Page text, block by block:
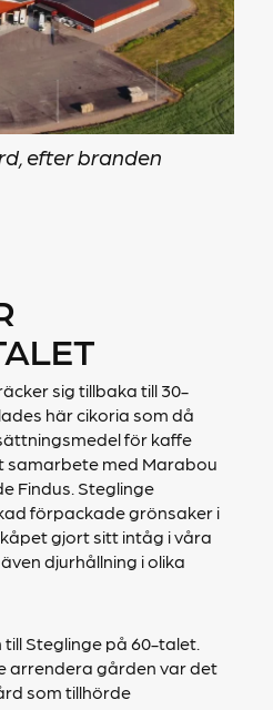
efter branden
sig tillbaka till 30-
här cikoria som då
för kaffe
samarbete med Marabou
Findus. Steglinge
förpackade grönsaker i
gjort sitt intåg i våra
djurhållning i olika
till Steglinge på 60-talet.
arrendera gården var det
som tillhörde